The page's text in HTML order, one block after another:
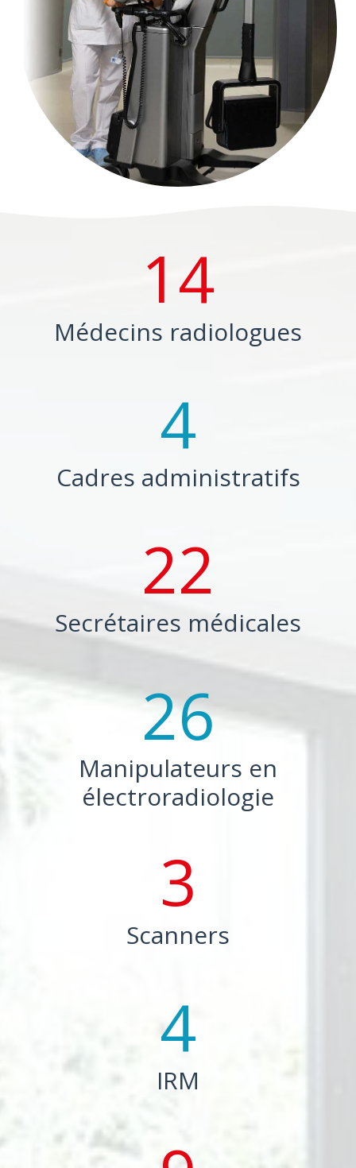
14
Médecins radiologues
4
Cadres administratifs
22
Secrétaires médicales
26
Manipulateurs en
électroradiologie
3
Scanners
4
IRM